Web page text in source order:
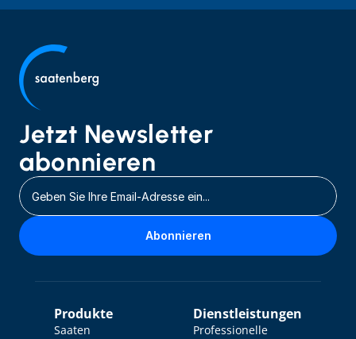
Jetzt Newsletter
abonnieren
Abonnieren
Produkte
Saaten
Dienstleistungen
Professionelle